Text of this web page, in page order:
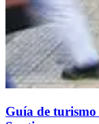
Guía de